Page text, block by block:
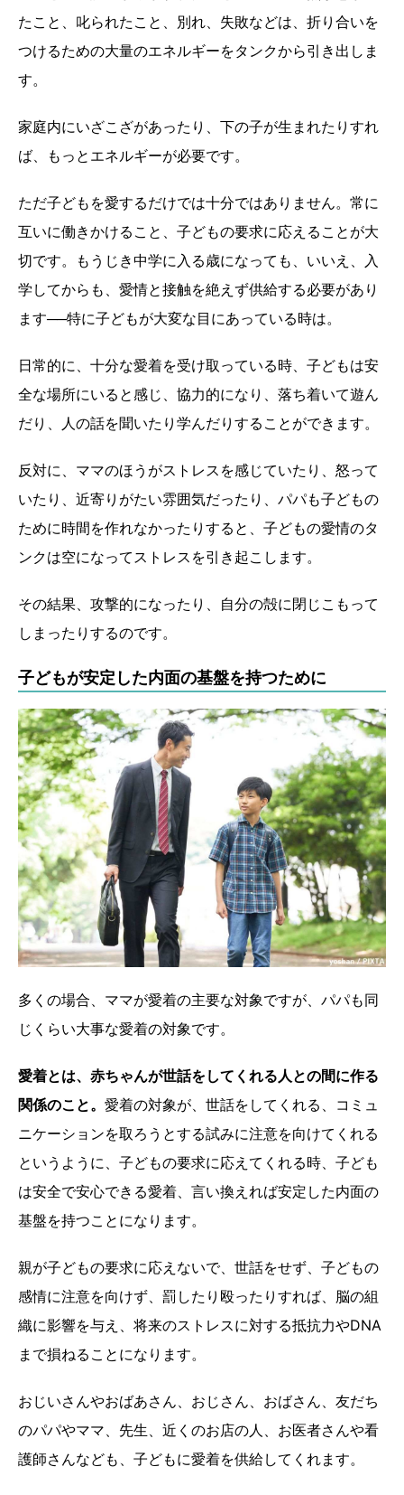
たこと、叱られたこと、別れ、失敗などは、折り合いを
つけるための大量のエネルギーをタンクから引き出しま
す。
家庭内にいざこざがあったり、下の子が生まれたりすれ
ば、もっとエネルギーが必要です。
ただ子どもを愛するだけでは十分ではありません。常に
互いに働きかけること、子どもの要求に応えることが大
切です。もうじき中学に入る歳になっても、いいえ、入
学してからも、愛情と接触を絶えず供給する必要があり
ます──特に子どもが大変な目にあっている時は。
日常的に、十分な愛着を受け取っている時、子どもは安
全な場所にいると感じ、協力的になり、落ち着いて遊ん
だり、人の話を聞いたり学んだりすることができます。
反対に、ママのほうがストレスを感じていたり、怒って
いたり、近寄りがたい雰囲気だったり、パパも子どもの
ために時間を作れなかったりすると、子どもの愛情のタ
ンクは空になってストレスを引き起こします。
その結果、攻撃的になったり、自分の殻に閉じこもって
しまったりするのです。
子どもが安定した内面の基盤を持つために
多くの場合、ママが愛着の主要な対象ですが、パパも同
じくらい大事な愛着の対象です。
愛着とは、赤ちゃんが世話をしてくれる人との間に作る
関係のこと。 愛着の対象が、世話をしてくれる、コミュ
ニケーションを取ろうとする試みに注意を向けてくれる
というように、子どもの要求に応えてくれる時、子ども
は安全で安心できる愛着、言い換えれば安定した内面の
基盤を持つことになります。
親が子どもの要求に応えないで、世話をせず、子どもの
感情に注意を向けず、罰したり殴ったりすれば、脳の組
織に影響を与え、将来のストレスに対する抵抗力やDNA
まで損ねることになります。
おじいさんやおばあさん、おじさん、おばさん、友だち
のパパやママ、先生、近くのお店の人、お医者さんや看
護師さんなども、子どもに愛着を供給してくれます。